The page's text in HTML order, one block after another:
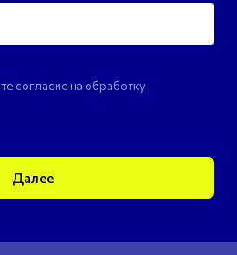
согласие на обработку
Далее